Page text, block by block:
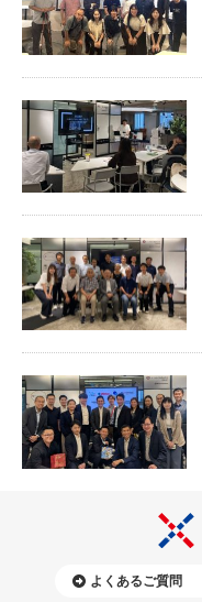
よくあるご質問